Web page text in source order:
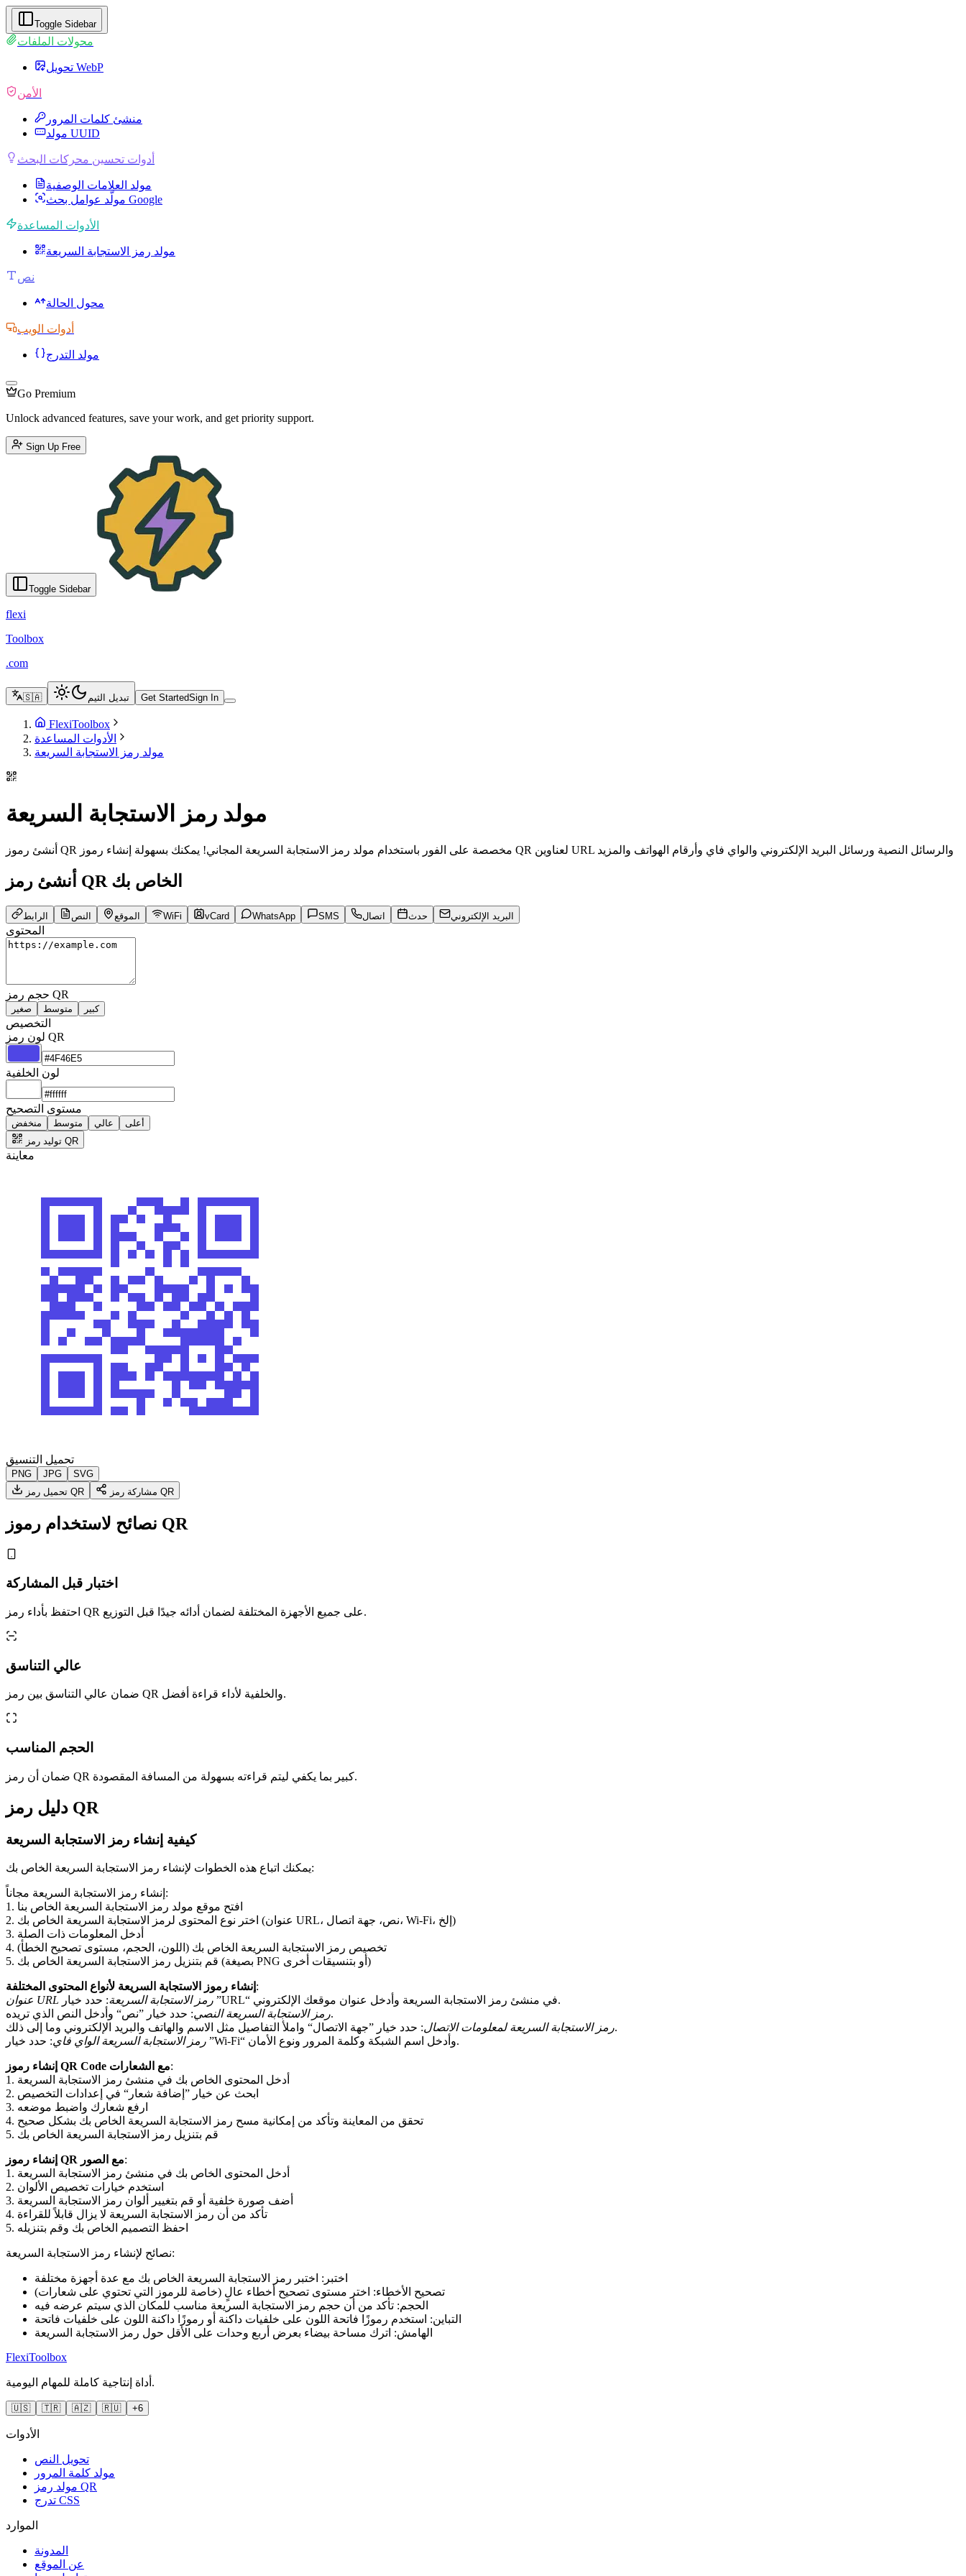
Toggle Sidebar
محولات الملفات
تحويل WebP
الأمن
منشئ كلمات المرور
مولد UUID
أدوات تحسين محركات البحث
مولد العلامات الوصفية
مولّد عوامل بحث Google
الأدوات المساعدة
مولد رمز الاستجابة السريعة
نص
محول الحالة
أدوات الويب
مولد التدرج
Go Premium
Unlock advanced features, save your work, and get priority support.
Sign Up Free
РусскийItaliano
Toggle Sidebar
flexi
Toolbox
.com
🇸🇦 تبديل الثيم Get StartedSign In
FlexiToolbox
الأدوات المساعدة
مولد رمز الاستجابة السريعة
مولد رمز الاستجابة السريعة
أنشئ رموز QR مخصصة على الفور باستخدام مولد رمز الاستجابة السريعة المجاني! يمكنك بسهولة إنشاء رموز QR لعناوين URL والرسائل النصية ورسائل البريد الإلكتروني والواي فاي وأرقام الهواتف والمزيد
أنشئ رمز QR الخاص بك
الرابط النص الموقع WiFi vCard WhatsApp SMS اتصال حدث البريد الإلكتروني
المحتوى
حجم رمز QR
صغير متوسط كبير
التخصيص
لون رمز QR
لون الخلفية
مستوى التصحيح
منخفض متوسط عالي
أعلى
توليد رمز QR
معاينة
تحميل التنسيق
PNG JPG
SVG
تحميل رمز QR
مشاركة رمز QR
نصائح لاستخدام رموز QR
اختبار قبل المشاركة
احتفظ بأداء رمز QR على جميع الأجهزة المختلفة لضمان أدائه جيدًا قبل التوزيع.
عالي التناسق
ضمان عالي التناسق بين رمز QR والخلفية لأداء قراءة أفضل.
الحجم المناسب
ضمان أن رمز QR كبير بما يكفي ليتم قراءته بسهولة من المسافة المقصودة.
دليل رمز QR
كيفية إنشاء رمز الاستجابة السريعة
يمكنك اتباع هذه الخطوات لإنشاء رمز الاستجابة السريعة الخاص بك:
إنشاء رمز الاستجابة السريعة مجاناً:
1. افتح موقع مولد رمز الاستجابة السريعة الخاص بنا
2. اختر نوع المحتوى لرمز الاستجابة السريعة الخاص بك (عنوان URL، نص، جهة اتصال، Wi-Fi، إلخ)
3. أدخل المعلومات ذات الصلة
4. تخصيص رمز الاستجابة السريعة الخاص بك (اللون، الحجم، مستوى تصحيح الخطأ)
5. قم بتنزيل رمز الاستجابة السريعة الخاص بك (بصيغة PNG أو بتنسيقات أخرى)
إنشاء رموز الاستجابة السريعة لأنواع المحتوى المختلفة :
عنوان URL رمز الاستجابة السريعة
: حدد خيار ”URL“ في منشئ رمز الاستجابة السريعة وأدخل عنوان موقعك الإلكتروني.
رمز الاستجابة السريعة النصي: حدد خيار ”نص“ وأدخل النص الذي تريده.
رمز الاستجابة السريعة لمعلومات الاتصال: حدد خيار ”جهة الاتصال“ واملأ التفاصيل مثل الاسم والهاتف والبريد الإلكتروني وما إلى ذلك.
رمز الاستجابة السريعة الواي فاي
: حدد خيار ”Wi-Fi“ وأدخل اسم الشبكة وكلمة المرور ونوع الأمان.
إنشاء رموز QR Code مع الشعارات:
1. أدخل المحتوى الخاص بك في منشئ رمز الاستجابة السريعة
2. ابحث عن خيار ”إضافة شعار“ في إعدادات التخصيص
3. ارفع شعارك واضبط موضعه
4. تحقق من المعاينة وتأكد من إمكانية مسح رمز الاستجابة السريعة الخاص بك بشكل صحيح
5. قم بتنزيل رمز الاستجابة السريعة الخاص بك
إنشاء رموز QR مع الصور:
1. أدخل المحتوى الخاص بك في منشئ رمز الاستجابة السريعة
2. استخدم خيارات تخصيص الألوان
3. أضف صورة خلفية أو قم بتغيير ألوان رمز الاستجابة السريعة
4. تأكد من أن رمز الاستجابة السريعة لا يزال قابلاً للقراءة
5. احفظ التصميم الخاص بك وقم بتنزيله
نصائح لإنشاء رمز الاستجابة السريعة:
اختبر: اختبر رمز الاستجابة السريعة الخاص بك مع عدة أجهزة مختلفة
تصحيح الأخطاء: اختر مستوى تصحيح أخطاء عالٍ (خاصة للرموز التي تحتوي على شعارات)
الحجم: تأكد من أن حجم رمز الاستجابة السريعة مناسب للمكان الذي سيتم عرضه فيه
التباين: استخدم رموزًا فاتحة اللون على خلفيات داكنة أو رموزًا داكنة اللون على خلفيات فاتحة
الهامش: اترك مساحة بيضاء بعرض أربع وحدات على الأقل حول رمز الاستجابة السريعة
FlexiToolbox
أداة إنتاجية كاملة للمهام اليومية.
🇺🇸 🇹🇷 🇦🇿 🇷🇺 +6
الأدوات
تحويل النص
مولد كلمة المرور
مولد رمز QR
تدرج CSS
الموارد
المدونة
عن الموقع